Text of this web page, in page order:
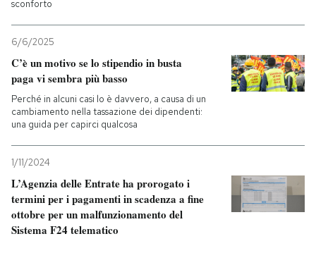
SHOP
CALENDARIO
AREA PERSONALE
Entra
sconforto
6/6/2025
C’è un motivo se lo stipendio in busta
paga vi sembra più basso
Perché in alcuni casi lo è davvero, a causa di un
cambiamento nella tassazione dei dipendenti:
una guida per capirci qualcosa
1/11/2024
L’Agenzia delle Entrate ha prorogato i
termini per i pagamenti in scadenza a fine
ottobre per un malfunzionamento del
Sistema F24 telematico